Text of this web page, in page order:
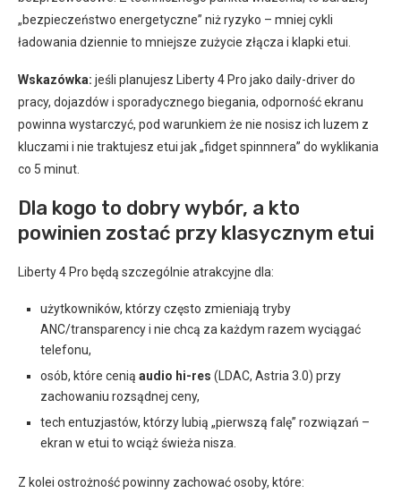
„bezpieczeństwo energetyczne” niż ryzyko – mniej cykli
ładowania dziennie to mniejsze zużycie złącza i klapki etui.
Wskazówka: jeśli planujesz Liberty 4 Pro jako daily-driver do
pracy, dojazdów i sporadycznego biegania, odporność ekranu
powinna wystarczyć, pod warunkiem że nie nosisz ich luzem z
kluczami i nie traktujesz etui jak „fidget spinnnera” do wyklikania
co 5 minut.
Dla kogo to dobry wybór, a kto
powinien zostać przy klasycznym etui
Liberty 4 Pro będą szczególnie atrakcyjne dla:
użytkowników, którzy często zmieniają tryby
ANC/transparency i nie chcą za każdym razem wyciągać
telefonu,
osób, które cenią audio hi-res (LDAC, Astria 3.0) przy
zachowaniu rozsądnej ceny,
tech entuzjastów, którzy lubią „pierwszą falę” rozwiązań –
ekran w etui to wciąż świeża nisza.
Z kolei ostrożność powinny zachować osoby, które: